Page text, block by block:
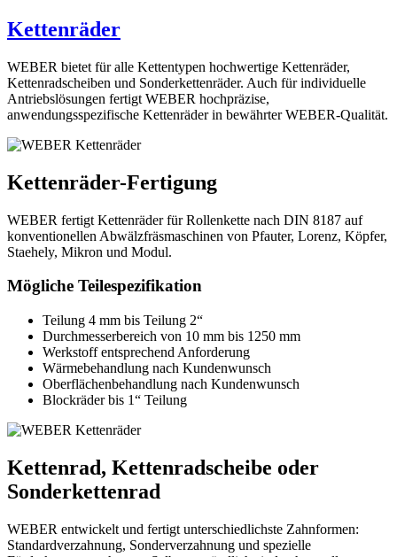
Kettenräder
WEBER bietet für alle Kettentypen hochwertige Kettenräder,
Kettenradscheiben und Sonderkettenräder. Auch für individuelle
Antriebslösungen fertigt WEBER hochpräzise,
anwendungsspezifische Kettenräder in bewährter WEBER-Qualität.
Kettenräder-Fertigung
WEBER fertigt Kettenräder für Rollenkette nach DIN 8187 auf
konventionellen Abwälzfräsmaschinen von Pfauter, Lorenz, Köpfer,
Staehely, Mikron und Modul.
Mögliche Teilespezifikation
Teilung 4 mm bis Teilung 2“
Durchmesserbereich von 10 mm bis 1250 mm
Werkstoff entsprechend Anforderung
Wärmebehandlung nach Kundenwunsch
Oberflächenbehandlung nach Kundenwunsch
Blockräder bis 1“ Teilung
Kettenrad, Kettenradscheibe oder
Sonderkettenrad
WEBER entwickelt und fertigt unterschiedlichste Zahnformen:
Standardverzahnung, Sonderverzahnung und spezielle